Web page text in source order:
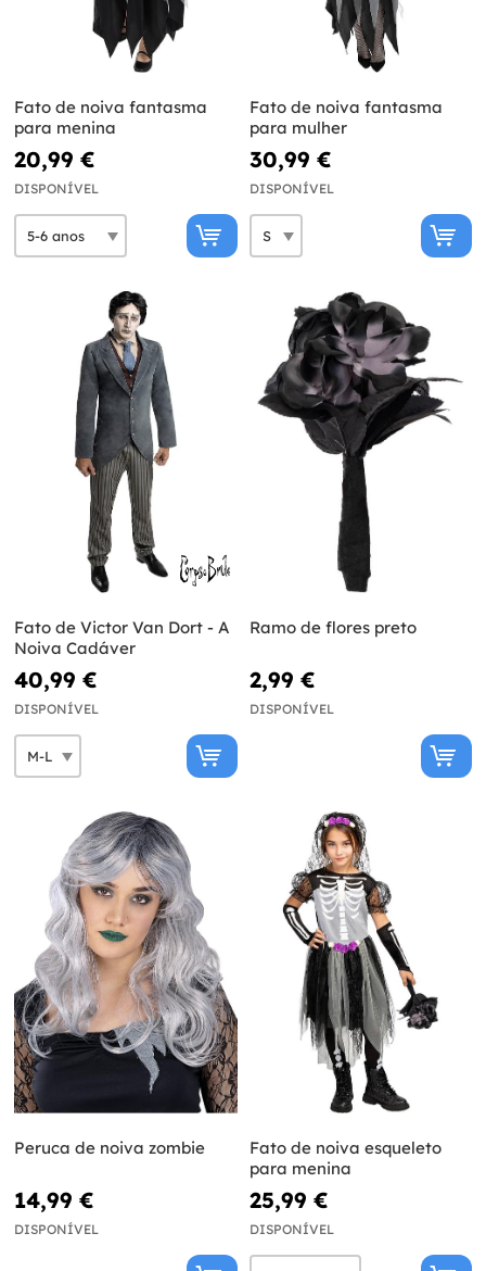
Fato de noiva fantasma
para menina
20,99 €
DISPONÍVEL
Fato de noiva fantasma
para mulher
30,99 €
DISPONÍVEL
Fato de Victor Van Dort - A
Noiva Cadáver
40,99 €
DISPONÍVEL
Ramo de flores preto
2,99 €
DISPONÍVEL
Peruca de noiva zombie
14,99 €
DISPONÍVEL
Fato de noiva esqueleto
para menina
25,99 €
DISPONÍVEL